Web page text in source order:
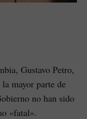
Gustavo Petro,
mayor parte de
no han sido
«fatal».